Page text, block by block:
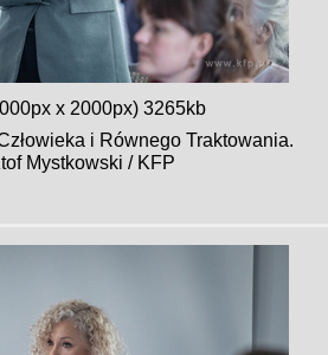
x 2000px) 3265kb
i Równego Traktowania.
Mystkowski / KFP